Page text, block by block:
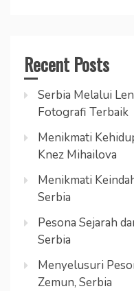
Recent Posts
Serbia Melalui
Fotografi Terbaik
Menikmati
Knez Mihailova
Menikmati
Serbia
Pesona Sejarah
Serbia
Menyelusuri
Zemun, Serbia